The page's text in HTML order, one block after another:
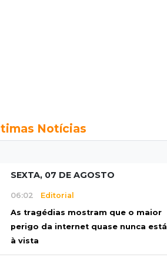
Notícias
SEXTA, 07 DE AGOSTO
06:02 Editorial
As tragédias mostram que o maior
perigo da internet quase nunca está
à vista